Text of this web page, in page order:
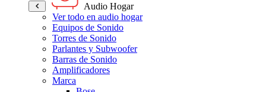
Audio Hogar
Ver todo en audio hogar
Equipos de Sonido
Torres de Sonido
Parlantes y Subwoofer
Barras de Sonido
Amplificadores
Marca